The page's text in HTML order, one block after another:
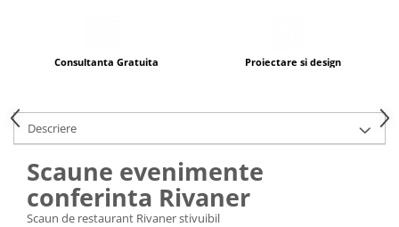
Consultanta Gratuita Proiectare si design
Descriere
Scaune evenimente
conferinta Rivaner
Scaun de restaurant Rivaner stivuibil